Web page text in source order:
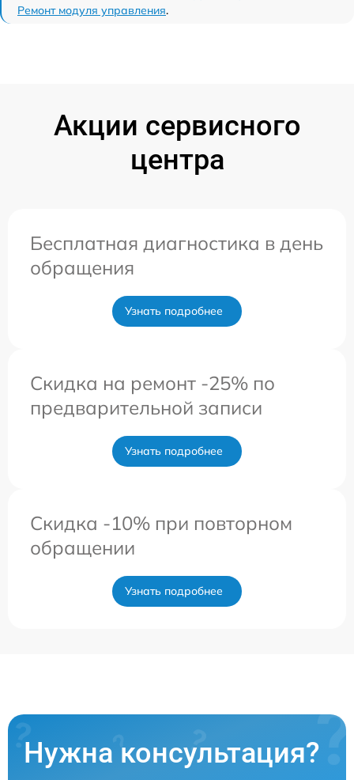
Ремонт модуля управления.
Акции сервисного
центра
Бесплатная диагностика в день
обращения
Узнать подробнее
Скидка на ремонт -25% по
предварительной записи
Узнать подробнее
Скидка -10% при повторном
обращении
Узнать подробнее
Нужна консультация?